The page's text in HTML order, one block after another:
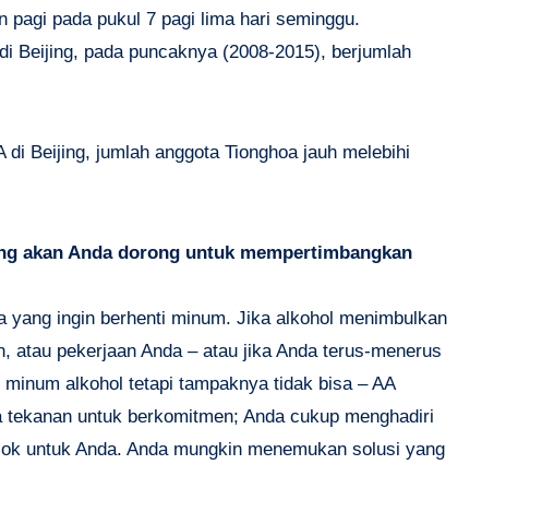
pagi pada pukul 7 pagi lima hari seminggu.
Beijing, pada puncaknya (2008-2015), berjumlah
di Beijing, jumlah anggota Tionghoa jauh melebihi
akan Anda dorong untuk mempertimbangkan
yang ingin berhenti minum. Jika alkohol menimbulkan
atau pekerjaan Anda – atau jika Anda terus-menerus
alkohol tetapi tampaknya tidak bisa – AA
untuk berkomitmen; Anda cukup menghadiri
untuk Anda. Anda mungkin menemukan solusi yang